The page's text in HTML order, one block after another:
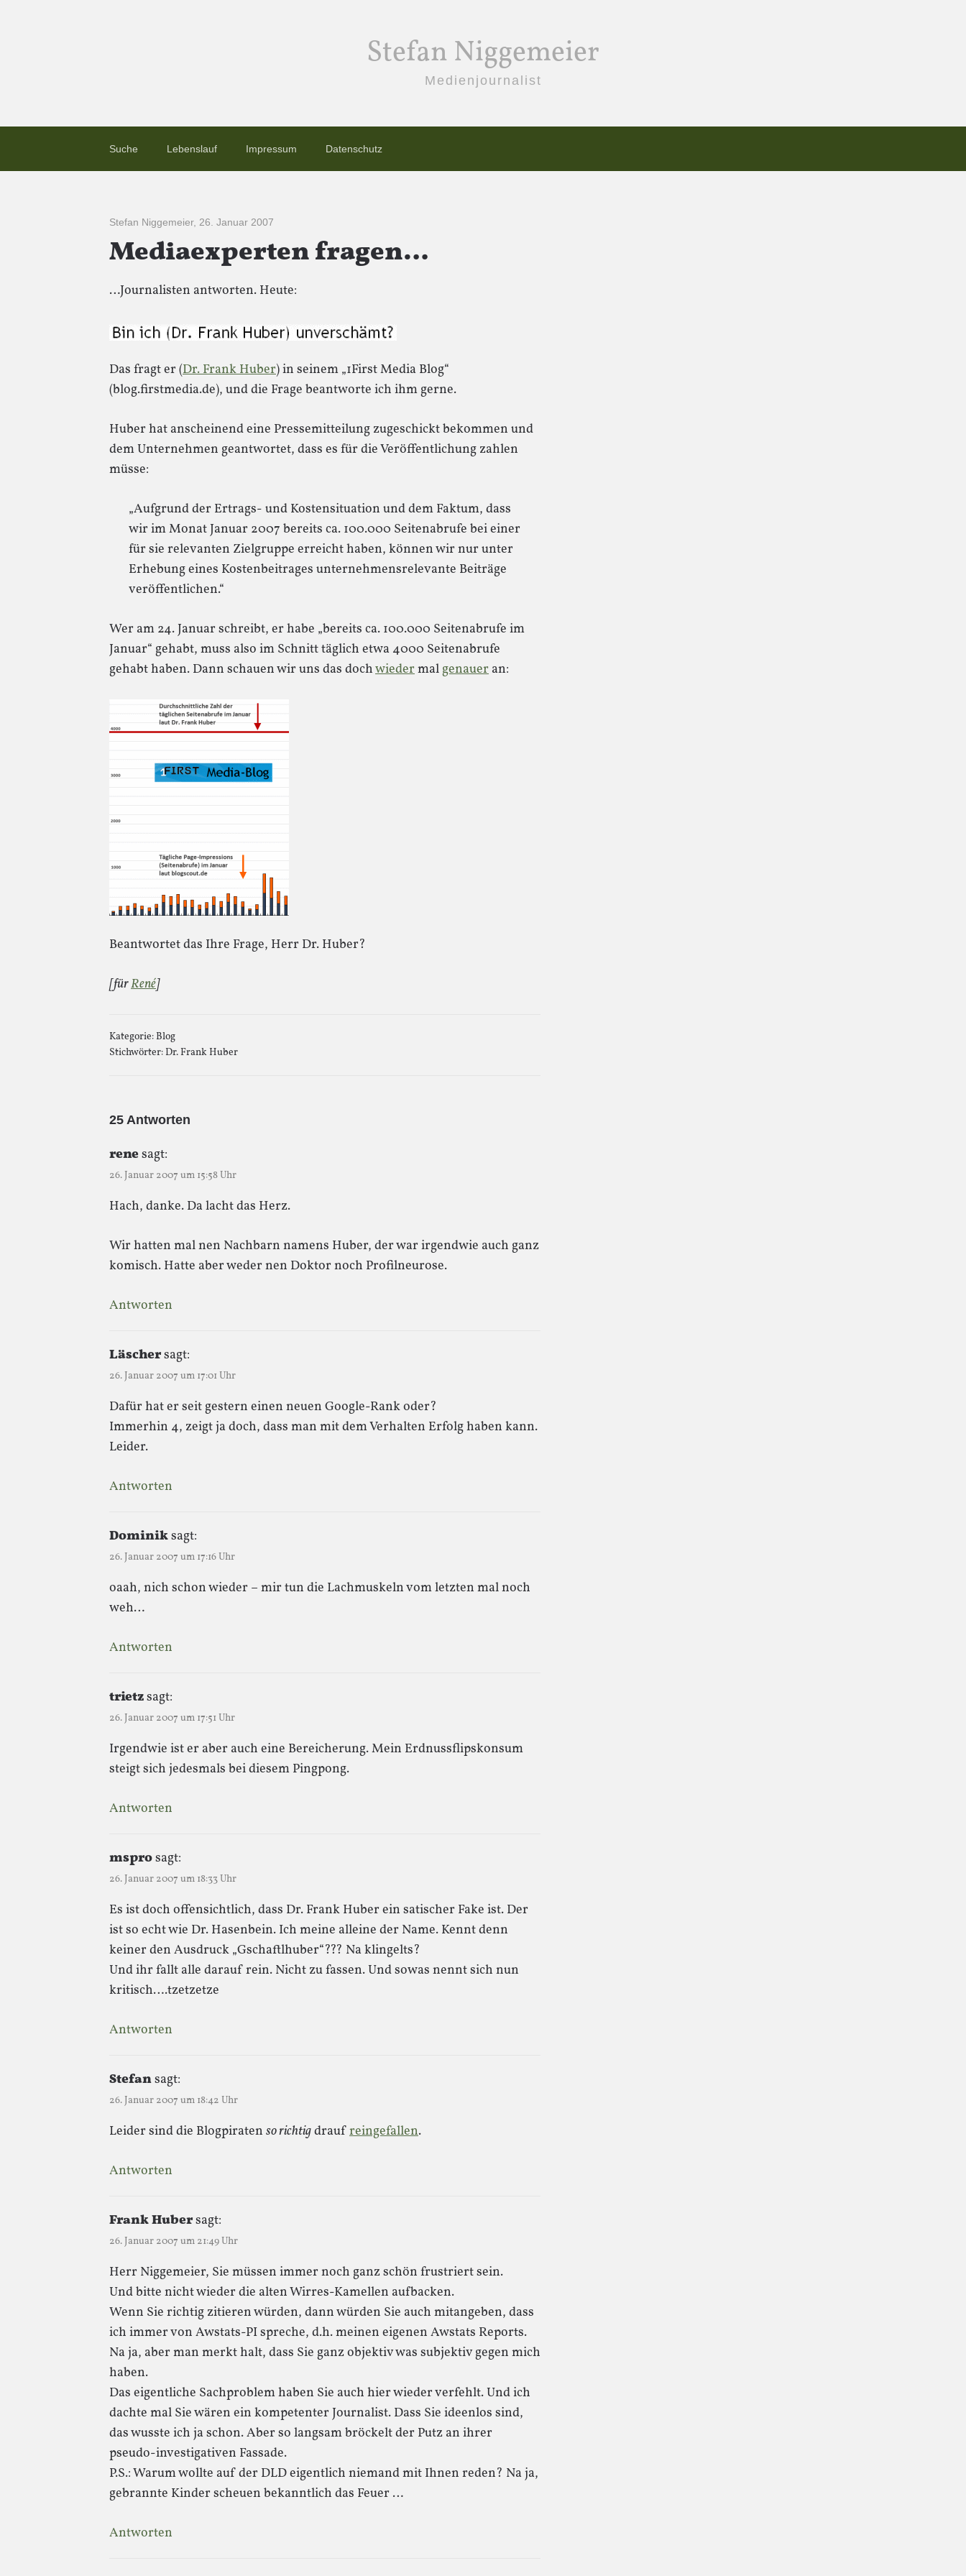
Stefan Niggemeier
Medienjournalist
Suche Lebenslauf Impressum Datenschutz
Stefan Niggemeier, 26. Januar 2007
Mediaexperten fragen…
…Journalisten antworten. Heute:
Das fragt er (Dr. Frank Huber) in seinem „1First Media Blog“
(blog.firstmedia.de), und die Frage beantworte ich ihm gerne.
Huber hat anscheinend eine Pressemitteilung zugeschickt bekommen und
dem Unternehmen geantwortet, dass es für die Veröffentlichung zahlen
müsse:
„Aufgrund der Ertrags- und Kostensituation und dem Faktum, dass
wir im Monat Januar 2007 bereits ca. 100.000 Seitenabrufe bei einer
für sie relevanten Zielgruppe erreicht haben, können wir nur unter
Erhebung eines Kostenbeitrages unternehmensrelevante Beiträge
veröffentlichen.“
Wer am 24. Januar schreibt, er habe „bereits ca. 100.000 Seitenabrufe im
Januar“ gehabt, muss also im Schnitt täglich etwa 4000 Seitenabrufe
gehabt haben. Dann schauen wir uns das dochwiedermalgenauer an:
Beantwortet das Ihre Frage, Herr Dr. Huber?
[fürRené]
Kategorie:Blog
Stichwörter:Dr. Frank Huber
25 Antworten
renesagt:
26. Januar 2007 um 15:58 Uhr
Hach, danke. Da lacht das Herz.
Wir hatten mal nen Nachbarn namens Huber, der war irgendwie auch ganz
komisch. Hatte aber weder nen Doktor noch Profilneurose.
Antworten
Läschersagt:
26. Januar 2007 um 17:01 Uhr
Dafür hat er seit gestern einen neuen Google-Rank oder?
Immerhin 4, zeigt ja doch, dass man mit dem Verhalten Erfolg haben kann.
Leider.
Antworten
Dominiksagt:
26. Januar 2007 um 17:16 Uhr
oaah, nich schon wieder – mir tun die Lachmuskeln vom letzten mal noch
weh…
Antworten
trietzsagt:
26. Januar 2007 um 17:51 Uhr
Irgendwie ist er aber auch eine Bereicherung. Mein Erdnussflipskonsum
steigt sich jedesmals bei diesem Pingpong.
Antworten
msprosagt:
26. Januar 2007 um 18:33 Uhr
Es ist doch offensichtlich, dass Dr. Frank Huber ein satischer Fake ist. Der
ist so echt wie Dr. Hasenbein. Ich meine alleine der Name. Kennt denn
keiner den Ausdruck „Gschaftlhuber“??? Na klingelts?
Und ihr fallt alle darauf rein. Nicht zu fassen. Und sowas nennt sich nun
kritisch….tzetzetze
Antworten
Stefansagt:
26. Januar 2007 um 18:42 Uhr
Leider sind die Blogpiraten so richtigdraufreingefallen.
Antworten
Frank Hubersagt:
26. Januar 2007 um 21:49 Uhr
Herr Niggemeier, Sie müssen immer noch ganz schön frustriert sein.
Und bitte nicht wieder die alten Wirres-Kamellen aufbacken.
Wenn Sie richtig zitieren würden, dann würden Sie auch mitangeben, dass
ich immer von Awstats-PI spreche, d.h. meinen eigenen Awstats Reports.
Na ja, aber man merkt halt, dass Sie ganz objektiv was subjektiv gegen mich
haben.
Das eigentliche Sachproblem haben Sie auch hier wieder verfehlt. Und ich
dachte mal Sie wären ein kompetenter Journalist. Dass Sie ideenlos sind,
das wusste ich ja schon. Aber so langsam bröckelt der Putz an ihrer
pseudo-investigativen Fassade.
P.S.: Warum wollte auf der DLD eigentlich niemand mit Ihnen reden? Na ja,
gebrannte Kinder scheuen bekanntlich das Feuer …
Antworten